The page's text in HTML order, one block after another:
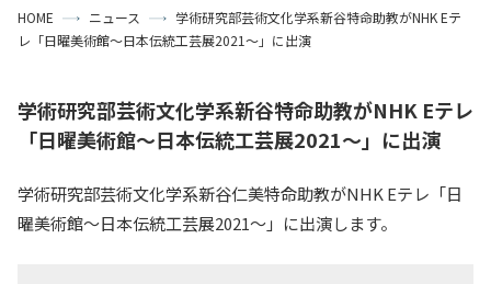
資料請求
寄附
広報刊行物
受験生の方 地域・一般の方 企業・研究者の方
卒業生の方 在学生の方 教職員の方
大学紹介
HOME ニュース
学術研究部芸術文化学系新谷特命助教がNHK Eテ
レ「日曜美術館～日本伝統工芸展2021～」に出演
学術研究部芸術文化学系新谷特命助教がNHK Eテレ
「日曜美術館～日本伝統工芸展2021～」に出演
学術研究部芸術文化学系新谷仁美特命助教がNHK Eテレ「日
曜美術館～日本伝統工芸展2021～」に出演します。